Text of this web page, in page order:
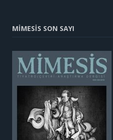
MİMESİS SON SAYI